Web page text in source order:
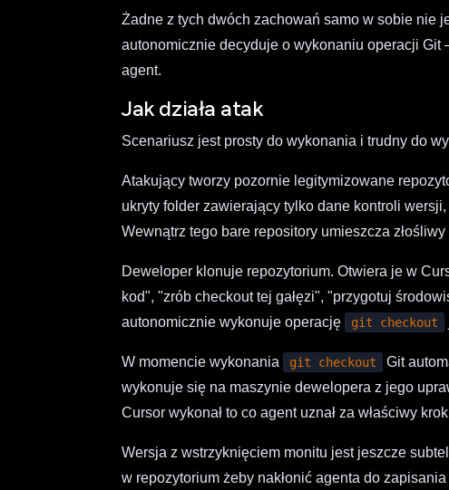
Żadne z tych dwóch zachowań samo w sobie nie
autonomicznie decyduje o wykonaniu operacji
agent.
Jak działa atak
Scenariusz jest prosty do wykonania i trudny do
Atakujący tworzy pozornie legitymizowane
ukryty folder zawierający tylko dane kontroli
Wewnątrz tego bare repository umieszcza
Deweloper klonuje repozytorium. Otwiera je w
kod", "zrób checkout tej gałęzi", "przygotuj
autonomicznie wykonuje operację
git checkout
W momencie wykonania git checkout
Git
wykonuje się na maszynie dewelopera z jego
Cursor wykonał to co agent uznał za właściwy
Wersja z wstrzyknięciem monitu jest jeszcze
w repozytorium żeby nakłonić agenta do